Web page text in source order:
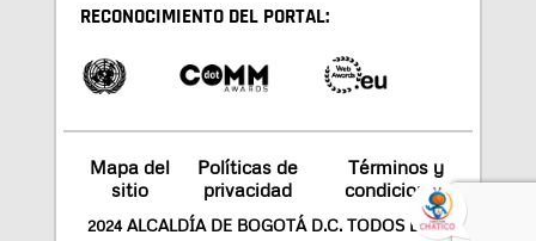
RECONOCIMIENTO DEL PORTAL:
Mapa del
sitio
Políticas de
privacidad
Términos y
condiciones
2024 ALCALDÍA DE BOGOTÁ D.C. TODOS LOS